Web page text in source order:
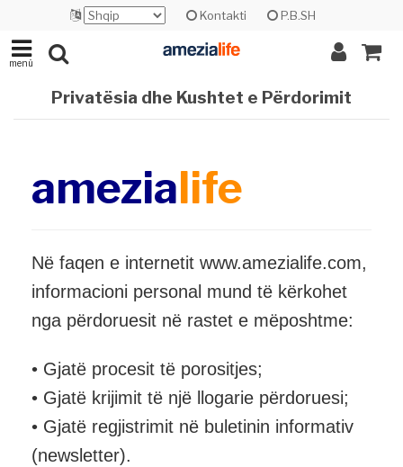
Kontakti P.B.SH
menü
Privatësia dhe Kushtet e Përdorimit
amezialife
Në faqen e internetit www.amezialife.com,
informacioni personal mund të kërkohet
nga përdoruesit në rastet e mëposhtme:
• Gjatë procesit të porositjes;
• Gjatë krijimit të një llogarie përdoruesi;
• Gjatë regjistrimit në buletinin informativ
(newsletter).